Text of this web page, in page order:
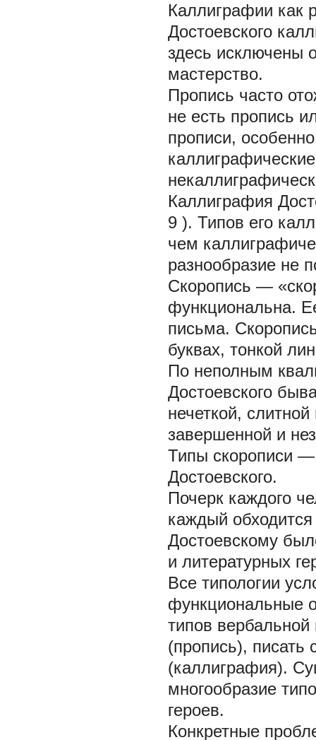
Каллиграфии как
Достоевского
здесь исключены
мастерство.
Пропись часто
не есть пропись
прописи,
Каллиграфия
9 ). Типов его
чем
разнообразие не
Скоропись —
функциональна.
письма.
буквах, тонкой
По неполным
Достоевского
нечеткой,
завершенной и
Типы скорописи
Достоевского.
Почерк каждого
каждый
Достоевскому
и литературных
Все типологии
функциональные
типов
(пропись), писать
(каллиграфия).
многообразие
героев.
Конкретные